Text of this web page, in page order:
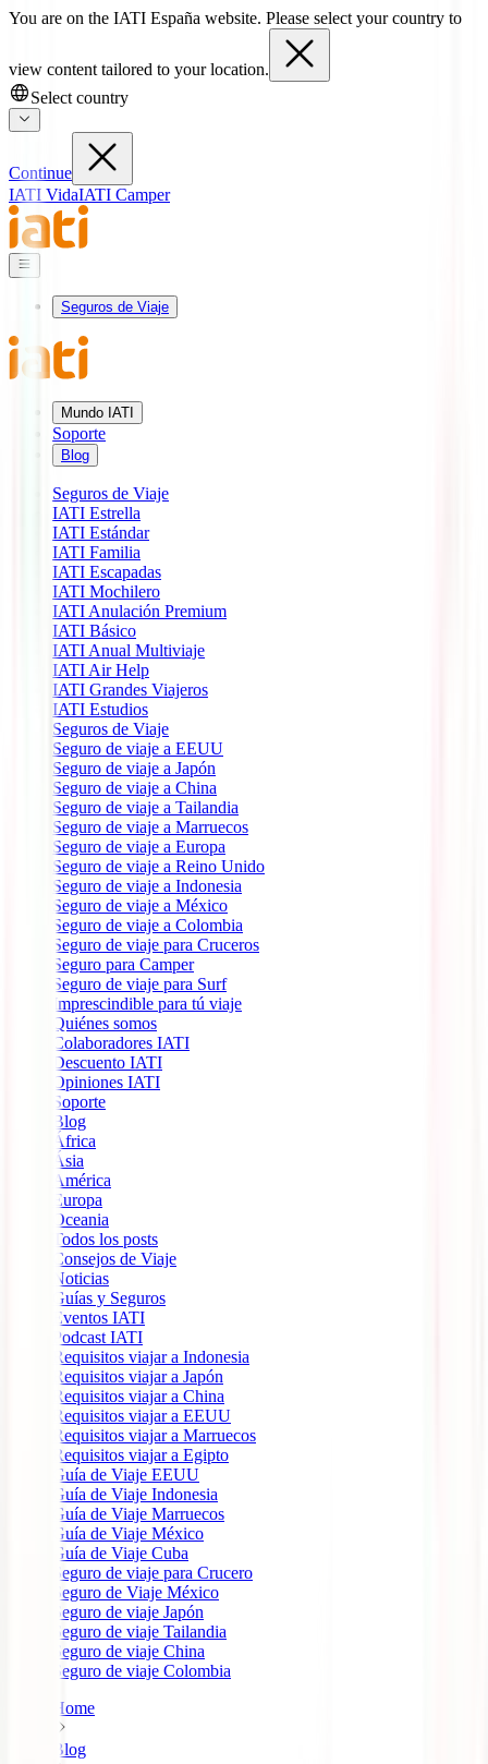
You are on the IATI España website. Please select your country to
view content tailored to your location.
Select country
Continue
IATI VidaIATI Camper
Seguros de Viaje
Mundo IATI
Soporte
Blog
Seguros de Viaje
IATI Estrella
IATI Estándar
IATI Familia
IATI Escapadas
IATI Mochilero
IATI Anulación Premium
IATI Básico
IATI Anual Multiviaje
IATI Air Help
IATI Grandes Viajeros
IATI Estudios
Seguros de Viaje
Seguro de viaje a EEUU
Seguro de viaje a Japón
Seguro de viaje a China
Seguro de viaje a Tailandia
Seguro de viaje a Marruecos
Seguro de viaje a Europa
Seguro de viaje a Reino Unido
Seguro de viaje a Indonesia
Seguro de viaje a México
Seguro de viaje a Colombia
Seguro de viaje para Cruceros
Seguro para Camper
Seguro de viaje para Surf
Imprescindible para tú viaje
Quiénes somos
Colaboradores IATI
Descuento IATI
Opiniones IATI
Soporte
Blog
África
Ásia
América
Europa
Oceania
Todos los posts
Consejos de Viaje
Noticias
Guías y Seguros
Eventos IATI
Podcast IATI
Requisitos viajar a Indonesia
Requisitos viajar a Japón
Requisitos viajar a China
Requisitos viajar a EEUU
Requisitos viajar a Marruecos
Requisitos viajar a Egipto
Guía de Viaje EEUU
Guía de Viaje Indonesia
Guía de Viaje Marruecos
Guía de Viaje México
Guía de Viaje Cuba
Seguro de viaje para Crucero
Seguro de Viaje México
Seguro de viaje Japón
Seguro de viaje Tailandia
Seguro de viaje China
Seguro de viaje Colombia
Home
Blog